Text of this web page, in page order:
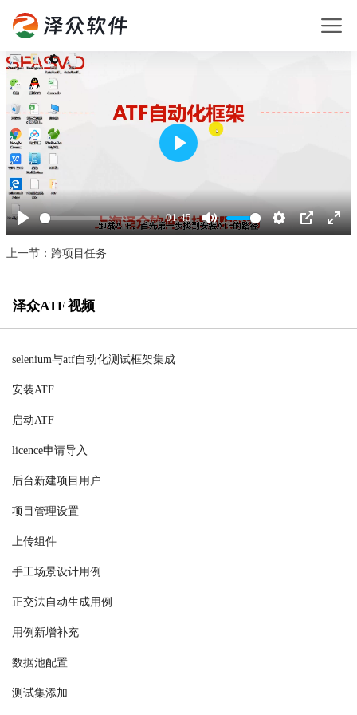
Play
01:45
Mute SettingsPIP
Enter
Play
上一节：跨项目任务
泽众ATF 视频
selenium与atf自动化测试框架集成
安装ATF
启动ATF
licence申请导入
后台新建项目用户
项目管理设置
上传组件
手工场景设计用例
正交法自动生成用例
用例新增补充
数据池配置
测试集添加